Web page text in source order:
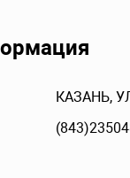
КАЗАНЬ,